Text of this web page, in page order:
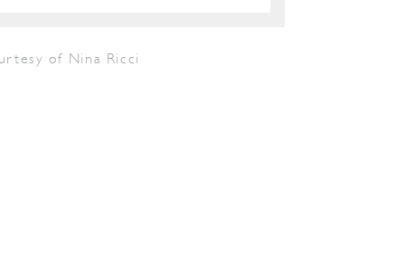
of Nina Ricci